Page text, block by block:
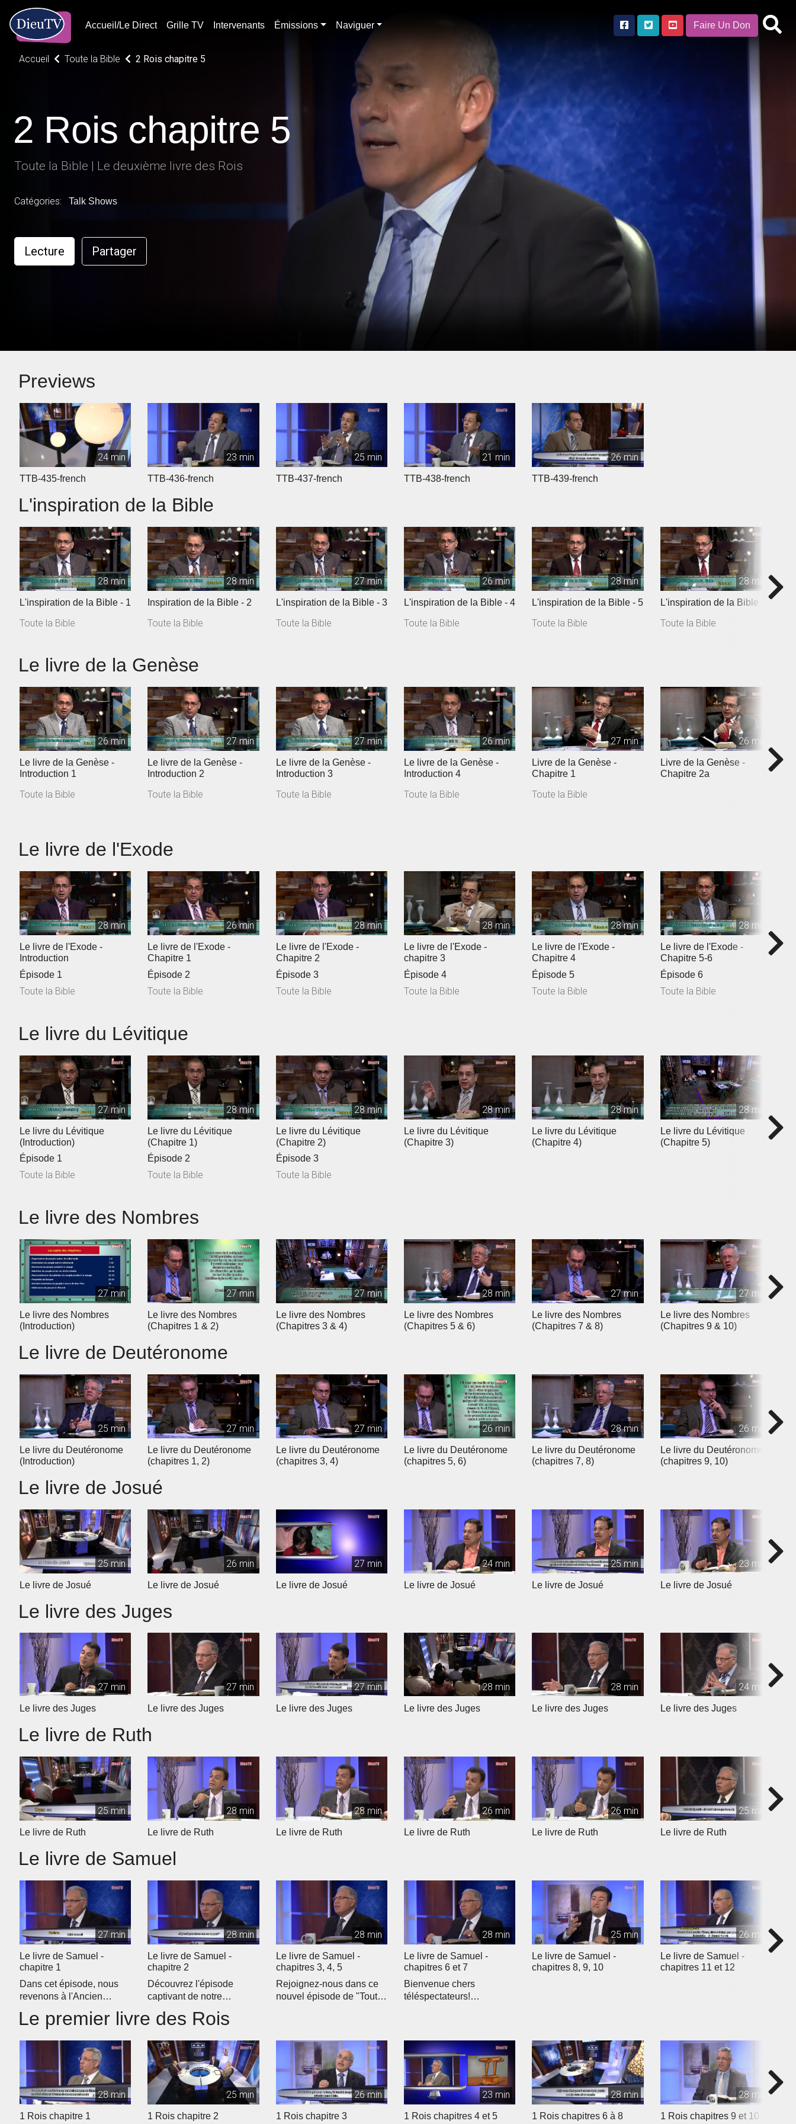
Accueil/Le Direct Grille TV Intervenants Émissions Naviguer Faire Un Don
Accueil Toute la Bible 2 Rois chapitre 5
2 Rois chapitre 5
Toute la Bible | Le deuxième livre des Rois
Catégories: Talk Shows
Lecture Partager
Previews
24 min
TTB-435-french
23 min
TTB-436-french
25 min
TTB-437-french
21 min
TTB-438-french
26 min
TTB-439-french
L'inspiration de la Bible
28 min
L'inspiration de la Bible - 1
Toute la Bible
28 min
Inspiration de la Bible - 2
Toute la Bible
27 min
L'inspiration de la Bible - 3
Toute la Bible
26 min
L'inspiration de la Bible - 4
Toute la Bible
28 min
L'inspiration de la Bible - 5
Toute la Bible
28 min
L'inspiration de la Bible - 6
Toute la Bible
Le livre de la Genèse
26 min
Le livre de la Genèse -
Introduction 1
Toute la Bible
27 min
Le livre de la Genèse -
Introduction 2
Toute la Bible
27 min
Le livre de la Genèse -
Introduction 3
Toute la Bible
26 min
Le livre de la Genèse -
Introduction 4
Toute la Bible
27 min
Livre de la Genèse -
Chapitre 1
Toute la Bible
26 min
Livre de la Genèse -
Chapitre 2a
Le livre de l'Exode
28 min
Le livre de l'Exode -
Introduction
Épisode 1
Toute la Bible
26 min
Le livre de l'Exode -
Chapitre 1
Épisode 2
Toute la Bible
28 min
Le livre de l'Exode -
Chapitre 2
Épisode 3
Toute la Bible
28 min
Le livre de l'Exode -
chapitre 3
Épisode 4
Toute la Bible
28 min
Le livre de l'Exode -
Chapitre 4
Épisode 5
Toute la Bible
28 min
Le livre de l'Exode -
Chapitre 5-6
Épisode 6
Toute la Bible
Le livre du Lévitique
27 min
Le livre du Lévitique
(Introduction)
Épisode 1
Toute la Bible
28 min
Le livre du Lévitique
(Chapitre 1)
Épisode 2
Toute la Bible
28 min
Le livre du Lévitique
(Chapitre 2)
Épisode 3
Toute la Bible
28 min
Le livre du Lévitique
(Chapitre 3)
28 min
Le livre du Lévitique
(Chapitre 4)
28 min
Le livre du Lévitique
(Chapitre 5)
Le livre des Nombres
27 min
Le livre des Nombres
(Introduction)
27 min
Le livre des Nombres
(Chapitres 1 & 2)
27 min
Le livre des Nombres
(Chapitres 3 & 4)
28 min
Le livre des Nombres
(Chapitres 5 & 6)
27 min
Le livre des Nombres
(Chapitres 7 & 8)
27 min
Le livre des Nombres
(Chapitres 9 & 10)
Le livre de Deutéronome
25 min
Le livre du Deutéronome
(Introduction)
27 min
Le livre du Deutéronome
(chapitres 1, 2)
27 min
Le livre du Deutéronome
(chapitres 3, 4)
26 min
Le livre du Deutéronome
(chapitres 5, 6)
28 min
Le livre du Deutéronome
(chapitres 7, 8)
26 min
Le livre du Deutéronome
(chapitres 9, 10)
Le livre de Josué
25 min
Le livre de Josué
26 min
Le livre de Josué
27 min
Le livre de Josué
24 min
Le livre de Josué
25 min
Le livre de Josué
23 min
Le livre de Josué
Le livre des Juges
27 min
Le livre des Juges
27 min
Le livre des Juges
27 min
Le livre des Juges
28 min
Le livre des Juges
28 min
Le livre des Juges
24 min
Le livre des Juges
Le livre de Ruth
25 min
Le livre de Ruth
28 min
Le livre de Ruth
28 min
Le livre de Ruth
26 min
Le livre de Ruth
26 min
Le livre de Ruth
25 min
Le livre de Ruth
Le livre de Samuel
27 min
Le livre de Samuel -
chapitre 1
Dans cet épisode, nous
revenons à l'Ancien
notre étud...
28 min
Le livre de Samuel -
chapitre 2
Découvrez l'épisode
captivant de notre
biblique quotidien �...
28 min
Le livre de Samuel -
chapitres 3, 4, 5
Rejoignez-nous dans ce
nouvel épisode de "Toute
28 min
Le livre de Samuel -
chapitres 6 et 7
Bienvenue chers
téléspectateurs!
25 min
Le livre de Samuel -
chapitres 8, 9, 10
26 min
Le livre de Samuel -
chapitres 11 et 12
Le premier livre des Rois
28 min
1 Rois chapitre 1
25 min
1 Rois chapitre 2
26 min
1 Rois chapitre 3
23 min
1 Rois chapitres 4 et 5
28 min
1 Rois chapitres 6 à 8
28 min
1 Rois chapitres 9 et 10